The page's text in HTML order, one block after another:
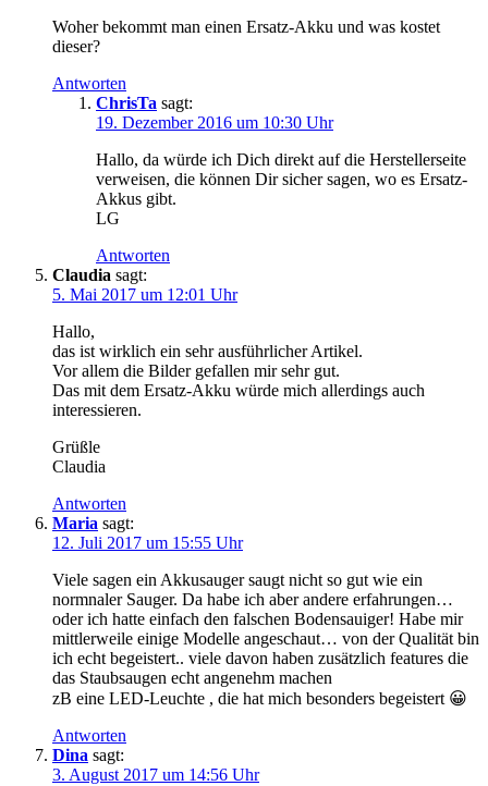
Woher bekommt man einen Ersatz-Akku und was kostet
dieser?
Antworten
ChrisTa sagt:
19. Dezember 2016 um 10:30 Uhr
Hallo, da würde ich Dich direkt auf die Herstellerseite
verweisen, die können Dir sicher sagen, wo es Ersatz-
Akkus gibt.
LG
Antworten
Claudia sagt:
5. Mai 2017 um 12:01 Uhr
Hallo,
das ist wirklich ein sehr ausführlicher Artikel.
Vor allem die Bilder gefallen mir sehr gut.
Das mit dem Ersatz-Akku würde mich allerdings auch
interessieren.
Grüßle
Claudia
Antworten
Maria sagt:
12. Juli 2017 um 15:55 Uhr
Viele sagen ein Akkusauger saugt nicht so gut wie ein
normnaler Sauger. Da habe ich aber andere erfahrungen…
oder ich hatte einfach den falschen Bodensauiger! Habe mir
mittlerweile einige Modelle angeschaut… von der Qualität bin
ich echt begeistert.. viele davon haben zusätzlich features die
das Staubsaugen echt angenehm machen
zB eine LED-Leuchte , die hat mich besonders begeistert 😀
Antworten
Dina sagt:
3. August 2017 um 14:56 Uhr